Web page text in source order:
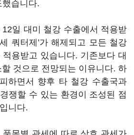
습니다.
일 대미 철강 수출에서 적용받
쿼터제’가 해제되고 모든 철강
용받고 있습니다. 기존보다 대
것으로 전망되는 이유니다. 하
하면서 향후 타 철강 수출국과
쟁할 수 있는 환경이 조성된 점
니다.